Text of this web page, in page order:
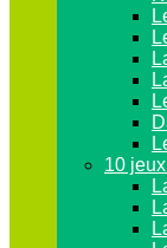
10